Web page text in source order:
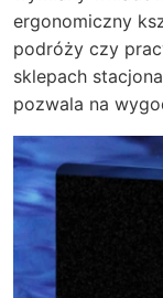
ergonomiczny
podróży czy
sklepach
pozwala na